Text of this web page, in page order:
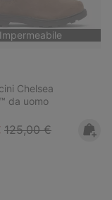
Impermeabile
Chelsea
da uomo
Regular price:
125,00 €